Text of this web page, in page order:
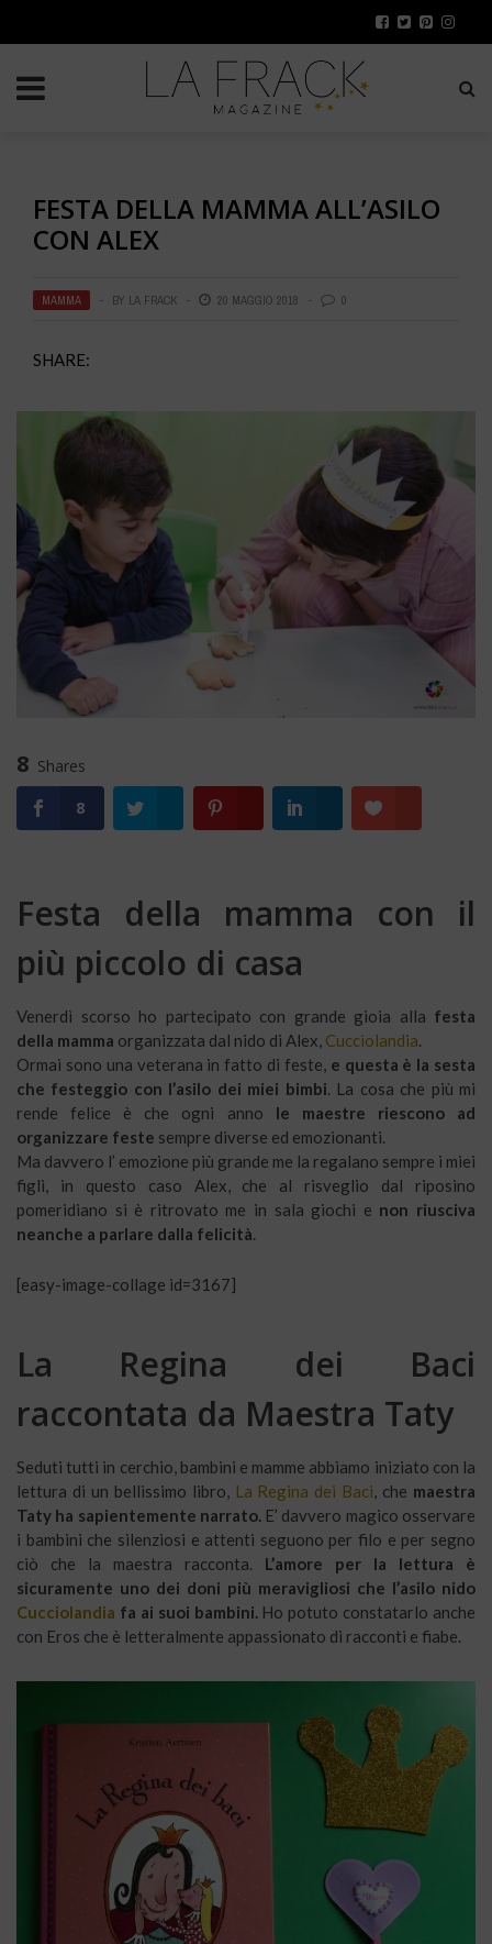
FESTA DELLA MAMMA ALL’ASILO
CON ALEX
MAMMA BY LA FRACK 20 MAGGIO 2018 0
SHARE:
8 Shares
8
Festa della mamma con il
più piccolo di casa
Venerdì scorso ho partecipato con grande gioia alla festa
della mamma organizzata dal nido di Alex, Cucciolandia.
Ormai sono una veterana in fatto di feste, e questa è la sesta
che festeggio con l’asilo dei miei bimbi. La cosa che più mi
rende felice è che ogni anno le maestre riescono ad
organizzare feste sempre diverse ed emozionanti.
Ma davvero l’ emozione più grande me la regalano sempre i miei
figli, in questo caso Alex, che al risveglio dal riposino
pomeridiano si è ritrovato me in sala giochi e non riusciva
neanche a parlare dalla felicità.
[easy-image-collage id=3167]
La Regina dei Baci
raccontata da Maestra Taty
Seduti tutti in cerchio, bambini e mamme abbiamo iniziato con la
lettura di un bellissimo libro, La Regina dei Baci, che maestra
Taty ha sapientemente narrato.E’ davvero magico osservare
i bambini che silenziosi e attenti seguono per filo e per segno
ciò che la maestra racconta. L’amore per la lettura è
sicuramente uno dei doni più meravigliosi che l’asilo nido
Cucciolandia fa ai suoi bambini.Ho potuto constatarlo anche
con Eros che è letteralmente appassionato di racconti e fiabe.